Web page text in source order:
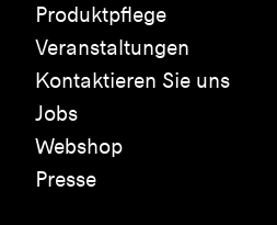
Produktpflege
Veranstaltungen
Kontaktieren Sie uns
Jobs
Webshop
Presse